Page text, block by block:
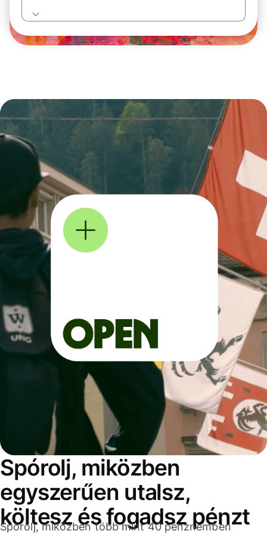
Spórolj, miközben
egyszerűen utalsz,
költesz és fogadsz pénzt
Spórolj, miközben több mint 40 pénznemben